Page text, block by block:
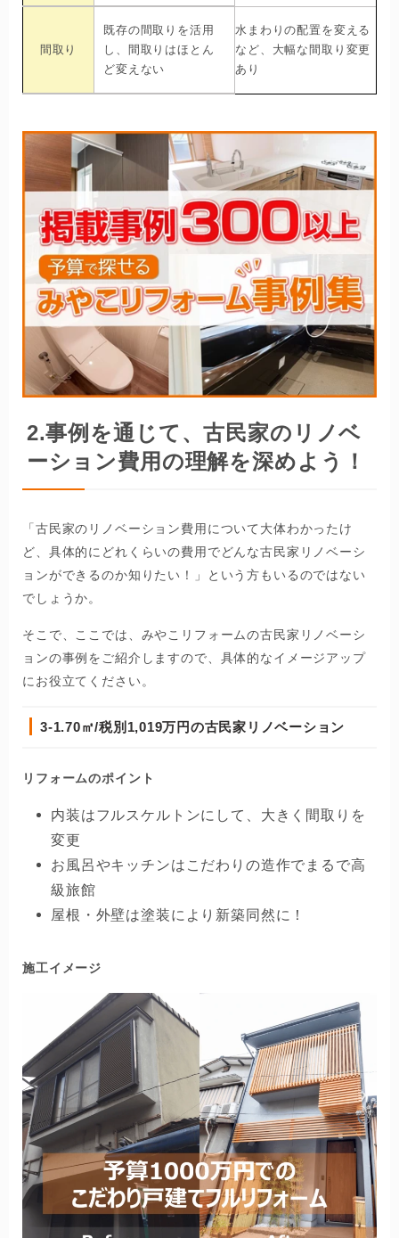
間取り
既存の間取りを活用
し、間取りはほとん
ど変えない
水まわりの配置を変える
など、大幅な間取り変更
あり
2.事例を通じて、古民家のリノベ
ーション費用の理解を深めよう！
「古民家のリノベーション費用について大体わかったけ
ど、具体的にどれくらいの費用でどんな古民家リノベーシ
ョンができるのか知りたい！」という方もいるのではない
でしょうか。
そこで、ここでは、みやこリフォームの古民家リノベーシ
ョンの事例をご紹介しますので、具体的なイメージアップ
にお役立てください。
3-1.70㎡/税別1,019万円の古民家リノベーション
リフォームのポイント
内装はフルスケルトンにして、大きく間取りを
変更
お風呂やキッチンはこだわりの造作でまるで高
級旅館
屋根・外壁は塗装により新築同然に！
施工イメージ